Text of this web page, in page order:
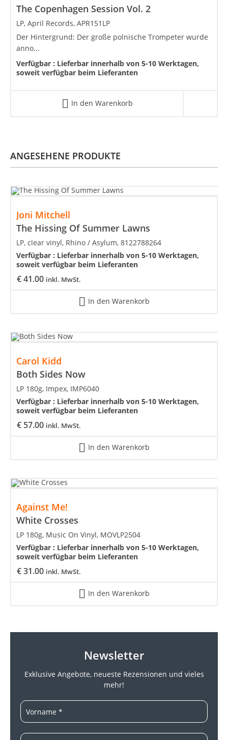
The Copenhagen Session Vol. 2
LP, April Records, APR151LP
Der Hintergrund: Der große polnische Trompeter wurde
anno...
Verfügbar : Lieferbar innerhalb von 5-10 Werktagen,
soweit verfügbar beim Lieferanten
In den Warenkorb
ANGESEHENE PRODUKTE
Joni Mitchell
The Hissing Of Summer Lawns
€41.00 inkl. MwSt.
LP, clear vinyl, Rhino / Asylum, 8122788264
Verfügbar : Lieferbar innerhalb von 5-10 Werktagen,
soweit verfügbar beim Lieferanten
In den Warenkorb
Carol Kidd
Both Sides Now
€ 57.00 inkl. MwSt.
LP 180g, Impex, IMP6040
Verfügbar : Lieferbar innerhalb von 5-10 Werktagen,
soweit verfügbar beim Lieferanten
In den Warenkorb
Against Me!
White Crosses
€31.00 inkl. MwSt.
LP 180g, Music On Vinyl, MOVLP2504
Verfügbar : Lieferbar innerhalb von 5-10 Werktagen,
soweit verfügbar beim Lieferanten
In den Warenkorb
Newsletter
Exklusive Angebote, neueste Rezensionen und vieles
mehr!